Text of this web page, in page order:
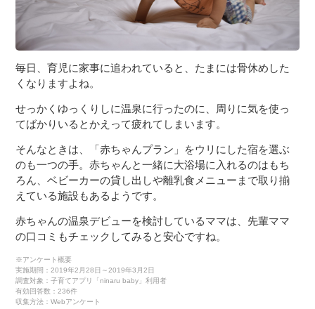
毎日、育児に家事に追われていると、たまには骨休めした
くなりますよね。
せっかくゆっくりしに温泉に行ったのに、周りに気を使っ
てばかりいるとかえって疲れてしまいます。
そんなときは、「赤ちゃんプラン」をウリにした宿を選ぶ
のも一つの手。赤ちゃんと一緒に大浴場に入れるのはもち
ろん、ベビーカーの貸し出しや離乳食メニューまで取り揃
えている施設もあるようです。
赤ちゃんの温泉デビューを検討しているママは、先輩ママ
の口コミもチェックしてみると安心ですね。
※アンケート概要
実施期間：2019年2月28日～2019年3月2日
調査対象：子育てアプリ「ninaru baby」利用者
有効回答数：236件
収集方法：Webアンケート